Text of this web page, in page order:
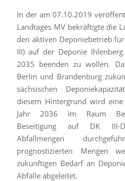
In der am 07.10.2019
Landtages MV bekräftigte die
den aktiven Deponiebetrieb
III) auf der Deponie
2035 beenden zu wollen.
Berlin und Brandenburg
sächsischen
diesem Hintergrund wird
Jahr 2036 im Raum
Beseitigung auf DK III-
Abfallmengen
prognostizierten Mengen
zukünftigen Bedarf an
Abfälle abgeleitet.